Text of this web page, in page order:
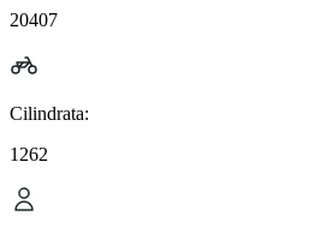
20407
Cilindrata:
1262